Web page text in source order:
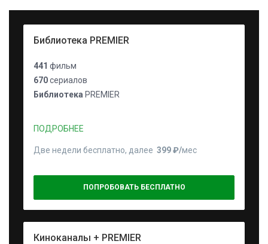
Библиотека PREMIER
441 фильм
670сериалов
Библиотека PREMIER
ПОДРОБНЕЕ
Две недели бесплатно, далее 399 ₽⁠/⁠мес
ПОПРОБОВАТЬ БЕСПЛАТНО
Киноканалы + PREMIER